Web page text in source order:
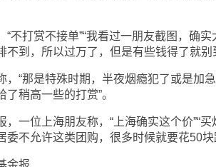
打赏不接单”“我看过一朋友截图，确实
不到，所以过万了，但是有些钱得了就别
“那是特殊时期，半夜烟瘾犯了或是加
稍高一些的打赏”。
位上海朋友称，“上海确实这个价”“买
委不允许这类团购，很多时候就要花50块
金报